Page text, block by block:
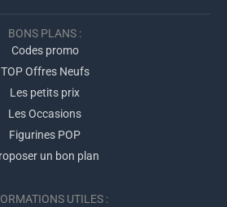
BONS PLANS :
Codes promo
TOP Offres Neufs
Les petits prix
Les Occasions
Figurines POP
un bon plan
UTILES :